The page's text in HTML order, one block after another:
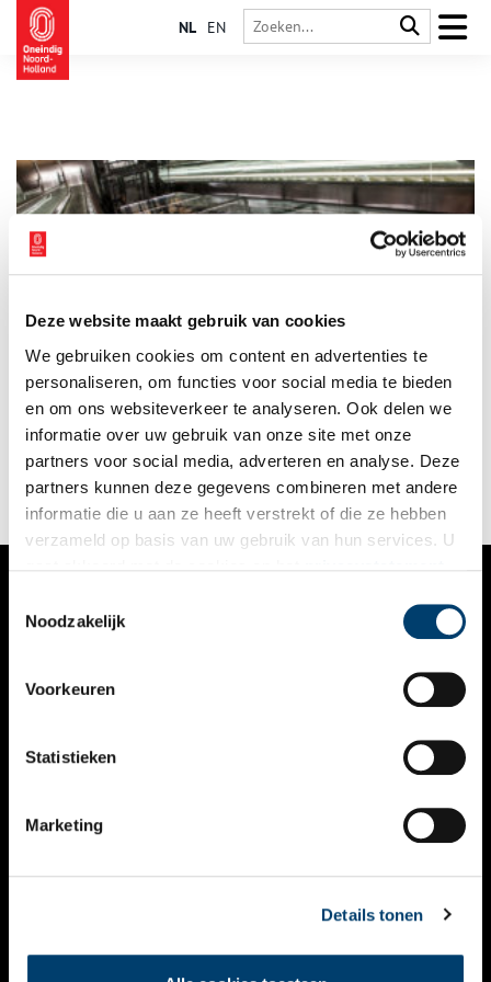
Deze website maakt gebruik van cookies
We gebruiken cookies om content en advertenties te
personaliseren, om functies voor social media te bieden
en om ons websiteverkeer te analyseren. Ook delen we
informatie over uw gebruik van onze site met onze
partners voor social media, adverteren en analyse. Deze
partners kunnen deze gegevens combineren met andere
informatie die u aan ze heeft verstrekt of die ze hebben
verzameld op basis van uw gebruik van hun services. U
Noodzakelijk
Voorkeuren
Statistieken
Marketing
Details tonen
NL EN
Als de Noordzuidlijn 22 juli 2018 gaat rijden, krijgt Amsterdam
er een gratis museum bij. Langs de roltrappen van station
Rokin worden in lange vitrines maar liefst 10.000 voorwerpen
getoond die tijdens de aanleg van de nieuwe metroverbinding
zijn opgegraven. Van eeuwenoude pijpen tot moderne
hasjpijpjes.
VERHALEN
KALENDER
THEMA’S
VIDEO’S
CONTACT